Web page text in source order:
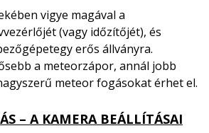
vigye magával a
(vagy időzítőjét), és
erős állványra.
a meteorzápor, annál jobb
meteor fogásokat érhet el.
– A KAMERA BEÁLLÍTÁSAI